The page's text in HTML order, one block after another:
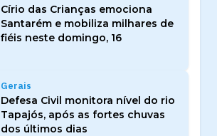
Círio das Crianças emociona
Santarém e mobiliza milhares de
fiéis neste domingo, 16
Gerais
Defesa Civil monitora nível do rio
Tapajós, após as fortes chuvas
dos últimos dias